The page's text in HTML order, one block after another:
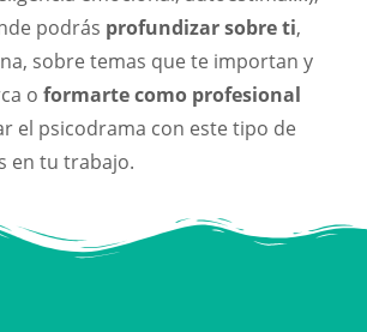
podrás profundizar sobre ti,
sobre temas que te importan y
o formarte como profesional
el psicodrama con este tipo de
en tu trabajo.